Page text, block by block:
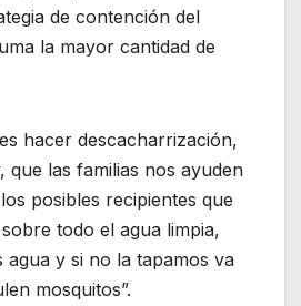
de contención del
la mayor cantidad de
hacer descacharrización,
que las familias nos ayuden
posibles recipientes que
todo el agua limpia,
agua y si no la tapamos va
mosquitos”.